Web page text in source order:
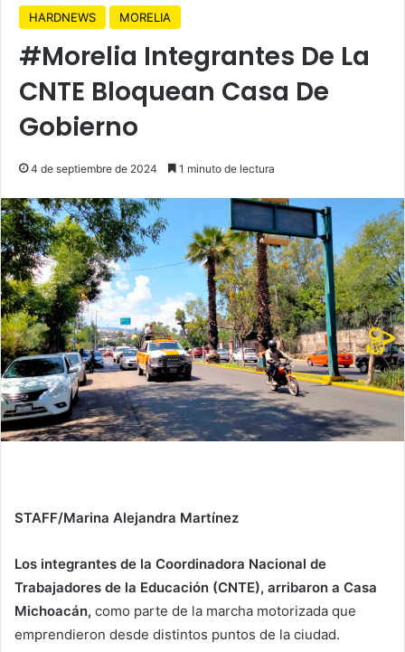
HARDNEWS MORELIA
#Morelia Integrantes De La
CNTE Bloquean Casa De
Gobierno
4 de septiembre de 2024 1 minuto de lectura
STAFF/Marina Alejandra Martínez
Los integrantes de la Coordinadora Nacional de
Trabajadores de la Educación (CNTE), arribaron a Casa
Michoacán, como parte de la marcha motorizada que
emprendieron desde distintos puntos de la ciudad.